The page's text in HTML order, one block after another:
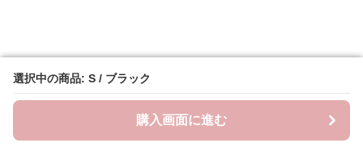
選択中の商品: S / ブラック
購入画面に進む
選択中の商品: S / ブラック
購入画面に進む